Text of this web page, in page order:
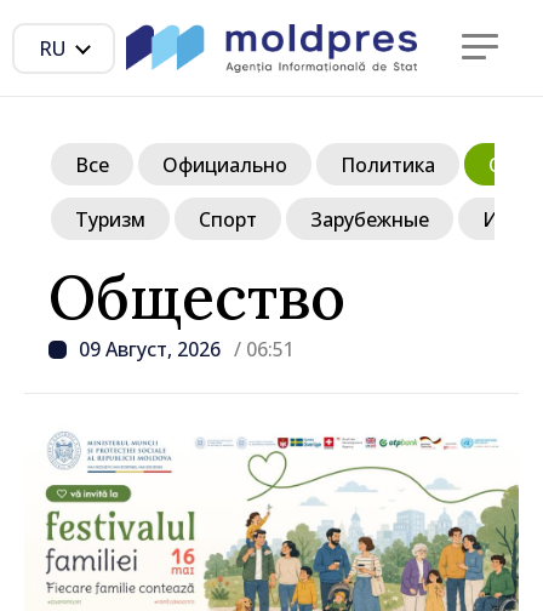
RU
Общество
09 Август, 2026 / 06:51
Все Официально Политика
Туризм Спорт Зарубежные